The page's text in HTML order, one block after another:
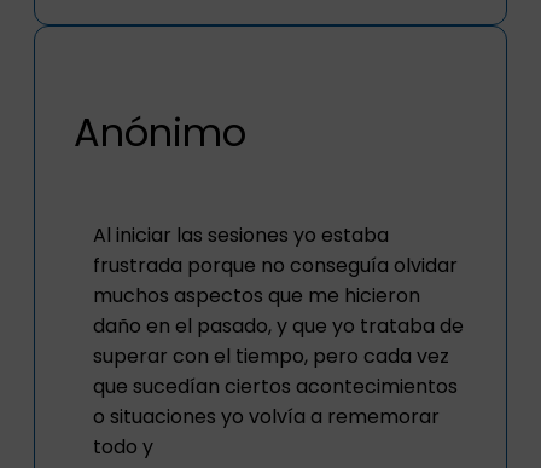
Anónimo
Al iniciar las sesiones yo estaba
frustrada porque no conseguía olvidar
muchos aspectos que me hicieron
daño en el pasado, y que yo trataba de
superar con el tiempo, pero cada vez
que sucedían ciertos acontecimientos
o situaciones yo volvía a rememorar
todo y